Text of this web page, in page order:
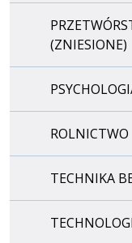
(ZNIESIONE)
ROLNICTWO
TECHNIKA